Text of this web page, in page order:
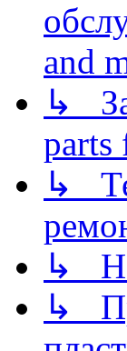
and
↳
parts
↳
↳
↳